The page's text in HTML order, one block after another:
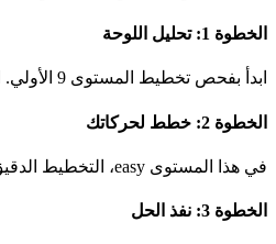
الخطوة 1: تحليل اللوحة
ابدأ بفحص تخطيط المستوى 9 الأولي. ابحث عن أنماط الألوان الواضحة وفرص المطابقة المحتملة.
الخطوة 2: خطط لحركاتك
في هذا المستوى easy، التخطيط الدقيق ضروري. ضع في اعتبارك كيف ستؤثر كل حركة على الحالة العامة للوحة.
الخطوة 3: نفذ الحل